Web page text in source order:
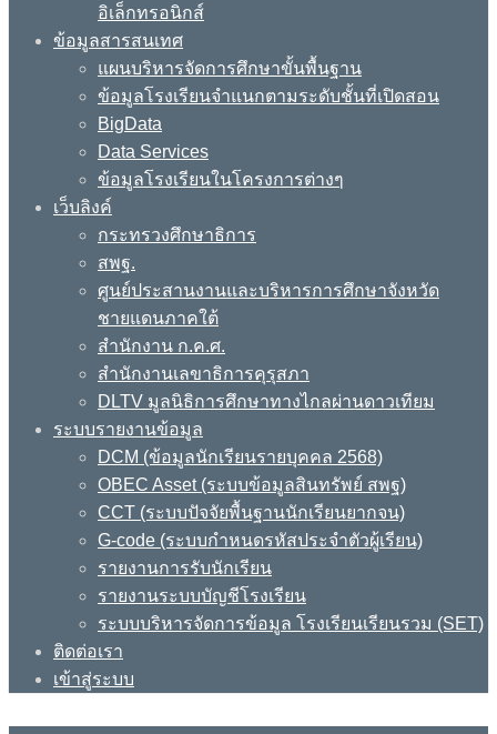
อิเล็กทรอนิกส์
ข้อมูลสารสนเทศ
แผนบริหารจัดการศึกษาขั้นพื้นฐาน
ข้อมูลโรงเรียนจำแนกตามระดับชั้นที่เปิดสอน
BigData
Data Services
ข้อมูลโรงเรียนในโครงการต่างๆ
เว็บลิงค์
กระทรวงศึกษาธิการ
สพฐ.
ศูนย์ประสานงานและบริหารการศึกษาจังหวัด
ชายแดนภาคใต้
สำนักงาน ก.ค.ศ.
สำนักงานเลขาธิการคุรุสภา
DLTV มูลนิธิการศึกษาทางไกลผ่านดาวเทียม
ระบบรายงานข้อมูล
DCM (ข้อมูลนักเรียนรายบุคคล 2568)
OBEC Asset (ระบบข้อมูลสินทรัพย์ สพฐ)
CCT (ระบบปัจจัยพื้นฐานนักเรียนยากจน)
G-code (ระบบกำหนดรหัสประจำตัวผู้เรียน)
รายงานการรับนักเรียน
รายงานระบบบัญชีโรงเรียน
ระบบบริหารจัดการข้อมูล โรงเรียนเรียนรวม (SET)
ติดต่อเรา
เข้าสู่ระบบ